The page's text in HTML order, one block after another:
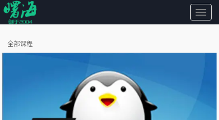
曙
海
全部课程